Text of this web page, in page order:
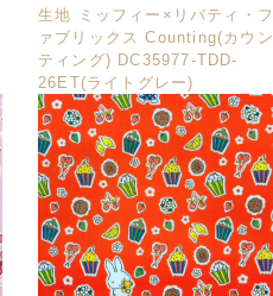
生地 ミッフィー×リバティ・フ
ァブリックス Counting(カウン
ティング) DC35977-TDD-
26ET(ライトグレー)